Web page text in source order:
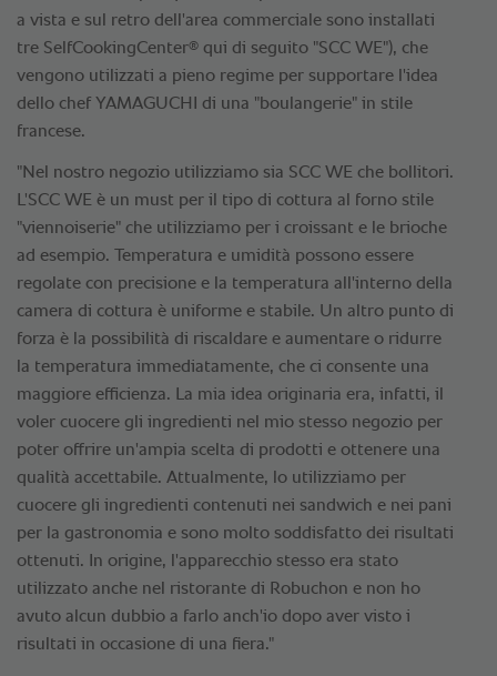
a vista e sul retro dell'area commerciale sono installati
tre SelfCookingCenter® qui di seguito "SCC WE"), che
vengono utilizzati a pieno regime per supportare l'idea
dello chef YAMAGUCHI di una "boulangerie" in stile
francese.
"Nel nostro negozio utilizziamo sia SCC WE che bollitori.
L'SCC WE è un must per il tipo di cottura al forno stile
"viennoiserie" che utilizziamo per i croissant e le brioche
ad esempio. Temperatura e umidità possono essere
regolate con precisione e la temperatura all'interno della
camera di cottura è uniforme e stabile. Un altro punto di
forza è la possibilità di riscaldare e aumentare o ridurre
la temperatura immediatamente, che ci consente una
maggiore efficienza. La mia idea originaria era, infatti, il
voler cuocere gli ingredienti nel mio stesso negozio per
poter offrire un'ampia scelta di prodotti e ottenere una
qualità accettabile. Attualmente, lo utilizziamo per
cuocere gli ingredienti contenuti nei sandwich e nei pani
per la gastronomia e sono molto soddisfatto dei risultati
ottenuti. In origine, l'apparecchio stesso era stato
utilizzato anche nel ristorante di Robuchon e non ho
avuto alcun dubbio a farlo anch'io dopo aver visto i
risultati in occasione di una fiera."